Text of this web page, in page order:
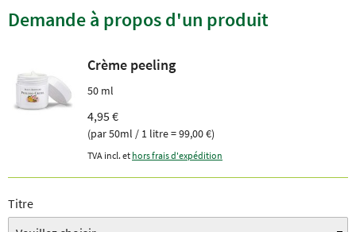
Demande à propos d'un produit
Crème peeling
50 ml
4,95 €
(par 50ml / 1 litre = 99,00 €)
TVA incl. et hors frais d'expédition
Titre